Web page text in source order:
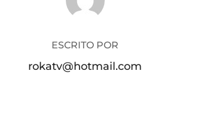
ESCRITO POR
rokatv@hotmail.com